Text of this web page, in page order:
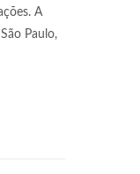
A
Paulo,